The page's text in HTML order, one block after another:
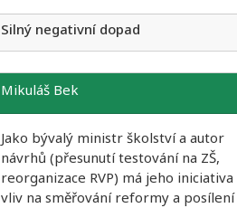
Silný negativní dopad
Mikuláš Bek
Jako bývalý ministr školství a autor
návrhů (přesunutí testování na ZŠ,
reorganizace RVP) má jeho iniciativa
vliv na směřování reformy a posílení